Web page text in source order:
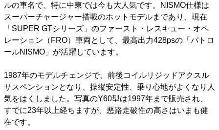
ルの車名で、特に中東では今も大人気です。NISMO仕様は
スーパーチャージャー搭載のホットモデルまであり、現在
「SUPER GTシリーズ」のファースト・レスキュー・オペ
レーション（FRO）車両として、最高出力428psの「パトロ
ールNISMO」が活躍しています。
1987年のモデルチェンジで、前後コイルリジッドアクスル
サスペンションとなり、操縦安定性、乗り心地がよくなり人
気をはくしました。写真のY60型は1997年まで販売され、
すでに23年以上経ちますが、悪路走破性の高さはいまも健
在です。